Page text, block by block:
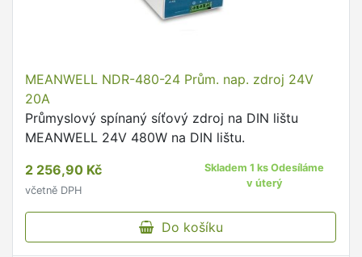
MEANWELL NDR-480-24 Prům. nap. zdroj 24V
20A
Průmyslový spínaný síťový zdroj na DIN lištu
MEANWELL 24V 480W na DIN lištu.
2 256,90 Kč
včetně DPH
Skladem 1 ks Odesíláme
v úterý
Do košíku